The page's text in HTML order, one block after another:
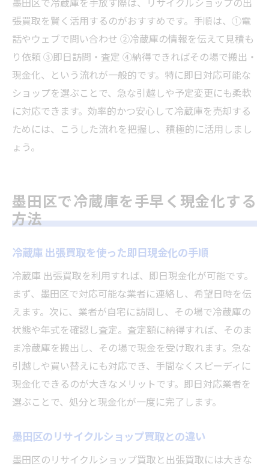
不要な冷蔵庫処分に出張買取が便利な理由
即日買取サービスで得られるメリット一覧
家電買取おすすめサービスの選び方ポイン
ト
冷蔵庫 出張買取が手間を減らす理由とは
手間を省く冷蔵庫出張買取の安心ガイド
冷蔵庫 出張買取で手間なく処分する安心ポ
冷蔵庫 出張買取を利用した効率的な引取方
法
即日対応業者に依頼する際の流れと注意点
家電買取でトラブルを防ぐための事前準備
リサイクルショップおすすめ情報もチェッ
ク
張買取を賢く活用するのがおすすめです。手順は、①電
話やウェブで問い合わせ ②冷蔵庫の情報を伝えて見積も
り依頼 ③即日訪問・査定 ④納得できればその場で搬出・
現金化、という流れが一般的です。特に即日対応可能な
ショップを選ぶことで、急な引越しや予定変更にも柔軟
に対応できます。効率的かつ安心して冷蔵庫を売却する
ためには、こうした流れを把握し、積極的に活用しまし
ょう。
墨田区で冷蔵庫を手早く現金化する
方法
冷蔵庫 出張買取を使った即日現金化の手順
冷蔵庫 出張買取を利用すれば、即日現金化が可能です。
まず、墨田区で対応可能な業者に連絡し、希望日時を伝
えます。次に、業者が自宅に訪問し、その場で冷蔵庫の
状態や年式を確認し査定。査定額に納得すれば、そのま
ま冷蔵庫を搬出し、その場で現金を受け取れます。急な
引越しや買い替えにも対応でき、手間なくスピーディに
現金化できるのが大きなメリットです。即日対応業者を
選ぶことで、処分と現金化が一度に完了します。
墨田区のリサイクルショップ買取との違い
墨田区のリサイクルショップ買取と出張買取には大きな